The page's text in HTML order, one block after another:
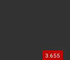
3.655